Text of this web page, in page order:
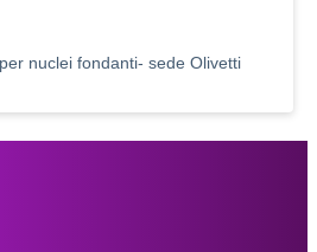
nuclei fondanti- sede Olivetti